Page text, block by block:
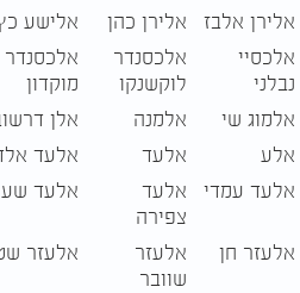
אלירן אלבז אלירן כהן
אלישע
אלכסיי
נבלני
אלכסנדר
לוקשנקו
אלכסנדר
מוקדון
אלמוג שי אלמנה
אלן
אלע אלעד
אלעד
אלעד עמדי
אלעד
צפירה
אלעד
אלעזר חן
אלעזר
שוובר
אלעזר